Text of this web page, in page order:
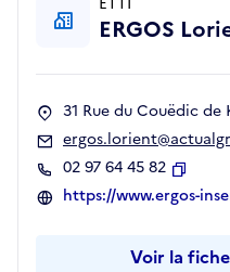
ERGOS
31 Rue du Couëdic
02 97 64 45 82
Copier
https://www.ergos-
Voir la